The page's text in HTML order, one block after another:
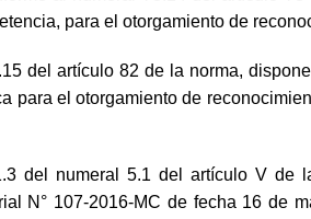
para el otorgamiento de
del artículo 82 de la norma,
para el otorgamiento de
del numeral 5.1 del artículo V de
N° 107-2016-MC de fecha 16 de